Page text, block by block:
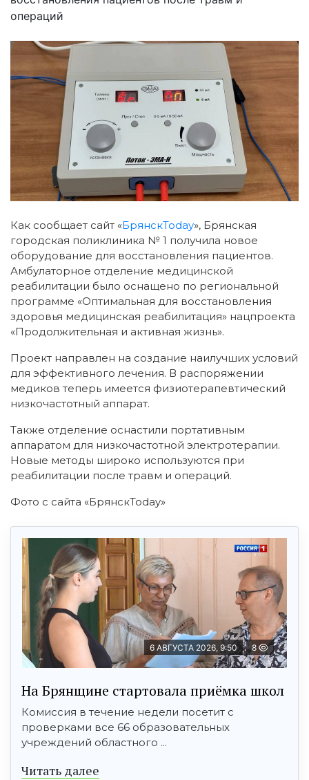
операций
Как сообщает сайт «БрянскToday», Брянская
городская поликлиника № 1 получила новое
оборудование для восстановления пациентов.
Амбулаторное отделение медицинской
реабилитации было оснащено по региональной
программе «Оптимальная для восстановления
здоровья медицинская реабилитация» нацпроекта
«Продолжительная и активная жизнь».
Проект направлен на создание наилучших условий
для эффективного лечения. В распоряжении
медиков теперь имеется физиотерапевтический
низкочастотный аппарат.
Также отделение оснастили портативным
аппаратом для низкочастотной электротерапии.
Новые методы широко используются при
реабилитации после травм и операций.
Фото с сайта «БрянскToday»
6 АВГУСТА 2026, 9:50 8
На Брянщине стартовала приёмка школ
Комиссия в течение недели посетит с
проверками все 66 образовательных
учреждений областного ...
Читать далее